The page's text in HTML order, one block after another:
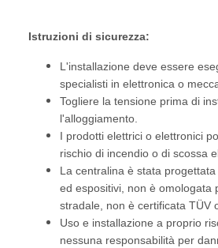
Istruzioni di sicurezza:
L'installazione deve essere
specialisti in elettronica o
Togliere la tensione prima di
l'alloggiamento.
I prodotti elettrici o elettronici
rischio di incendio o di scossa
La centralina è stata
ed espositivi, non è omologata
stradale, non è certificata TÜV
Uso e installazione a proprio
nessuna responsabilità per